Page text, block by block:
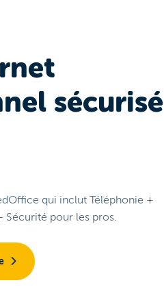
sécurisé
qui inclut Téléphonie +
Sécurité pour les pros.